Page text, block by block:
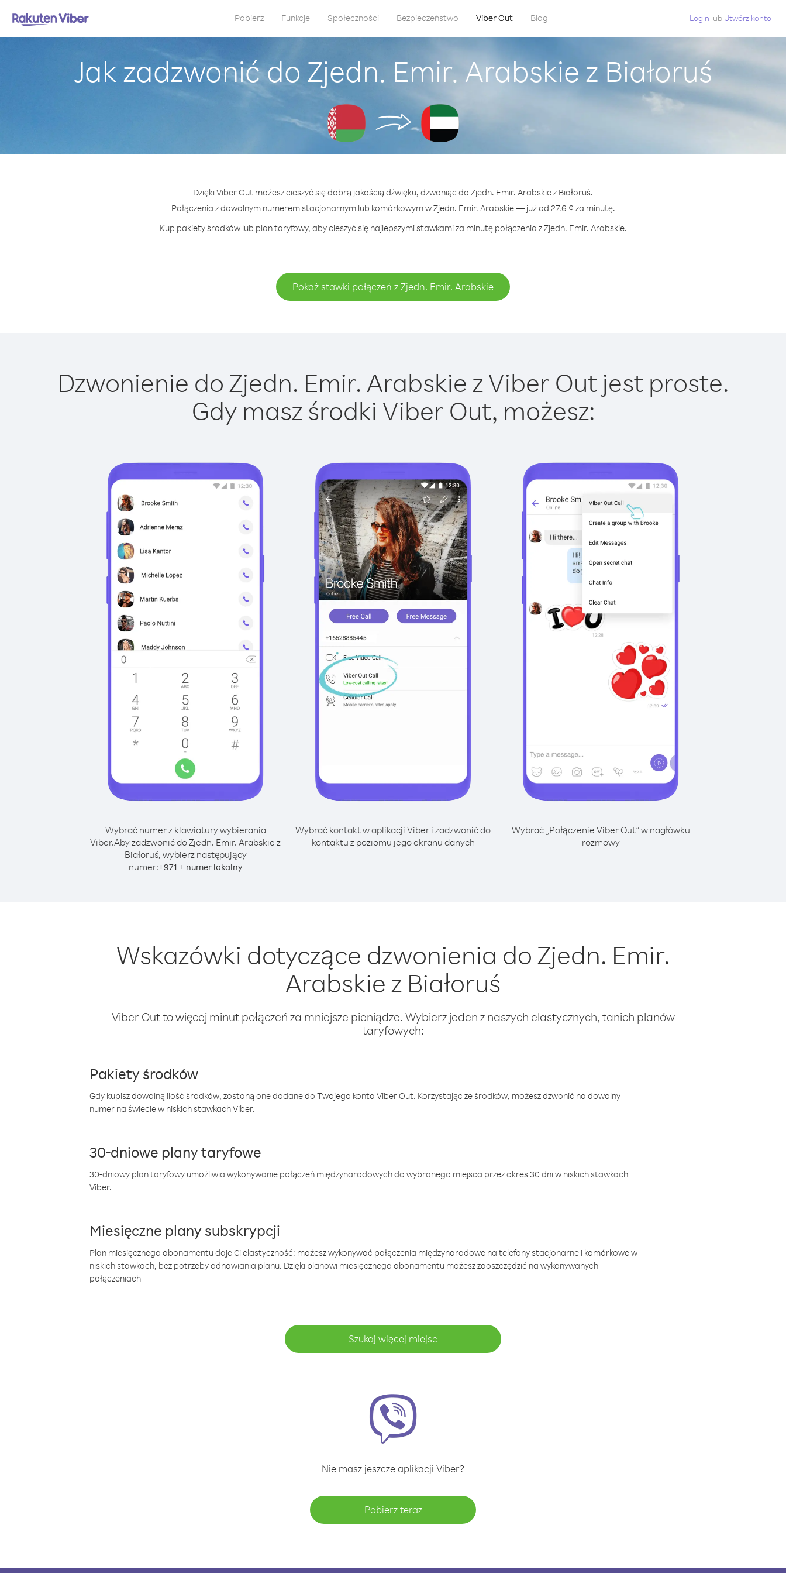
Pobierz Funkcje Społeczności Bezpieczeństwo Viber Out Blog Login lub Utwórz konto
Jak zadzwonić do Zjedn. Emir. Arabskie z Białoruś
Dzięki Viber Out możesz cieszyć się dobrą jakością dźwięku, dzwoniąc do Zjedn. Emir. Arabskie z Białoruś.
Połączenia z dowolnym numerem stacjonarnym lub komórkowym w Zjedn. Emir. Arabskie — już od 27.6 ¢ za minutę.
Kup pakiety środków lub plan taryfowy, aby cieszyć się najlepszymi stawkami za minutę połączenia z Zjedn. Emir. Arabskie.
Pokaż stawki połączeń z Zjedn. Emir. Arabskie
Dzwonienie do Zjedn. Emir. Arabskie z Viber Out jest proste.
Gdy masz środki Viber Out, możesz:
Wybrać numer z klawiatury wybierania
Viber.Aby zadzwonić do Zjedn. Emir. Arabskie z
Białoruś, wybierz następujący
numer:+971+ numer lokalny
Wybrać kontakt w aplikacji Viber i zadzwonić do
kontaktu z poziomu jego ekranu danych
Wybrać „Połączenie Viber Out” w nagłówku
rozmowy
Wskazówki dotyczące dzwonienia do Zjedn. Emir.
Arabskie z Białoruś
Viber Out to więcej minut połączeń za mniejsze pieniądze. Wybierz jeden z naszych elastycznych, tanich planów
taryfowych:
Pakiety środków
Gdy kupisz dowolną ilość środków, zostaną one dodane do Twojego konta Viber Out. Korzystając ze środków, możesz dzwonić na dowolny
numer na świecie w niskich stawkach Viber.
30-dniowe plany taryfowe
30-dniowy plan taryfowy umożliwia wykonywanie połączeń międzynarodowych do wybranego miejsca przez okres 30 dni w niskich stawkach
Viber.
Miesięczne plany subskrypcji
Plan miesięcznego abonamentu daje Ci elastyczność: możesz wykonywać połączenia międzynarodowe na telefony stacjonarne i komórkowe w
niskich stawkach, bez potrzeby odnawiania planu. Dzięki planowi miesięcznego abonamentu możesz zaoszczędzić na wykonywanych
połączeniach
Szukaj więcej miejsc
Nie masz jeszcze aplikacji Viber?
Pobierz teraz